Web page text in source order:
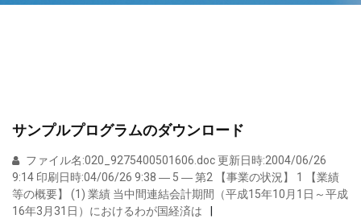
サンプルプログラムのダウンロード
ファイル名:020_9275400501606.doc 更新日時:2004/06/26
9:14 印刷日時:04/06/26 9:38 ― 5 ― 第2 【事業の状況】 1 【業績
等の概要】 (1) 業績 当中間連結会計期間（平成15年10月1日～平成
16年3月31日）におけるわが国経済は